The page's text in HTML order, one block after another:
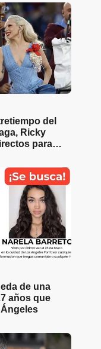
del
Ricky
para
de una
años que